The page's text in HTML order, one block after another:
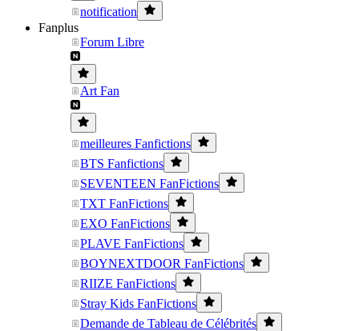
notification
Fanplus
Forum Libre
Art Fan
meilleures Fanfictions
BTS Fanfictions
SEVENTEEN FanFictions
TXT FanFictions
EXO FanFictions
PLAVE FanFictions
BOYNEXTDOOR FanFictions
RIIZE FanFictions
Stray Kids FanFictions
Demande de Tableau de Célébrités